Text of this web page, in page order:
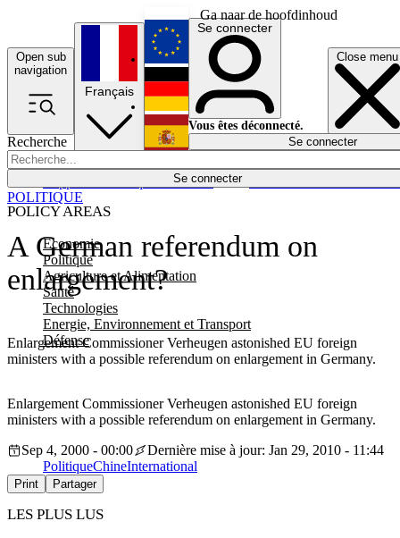
Ga naar de hoofdinhoud
Open sub
navigation
Close menu
Recherche
Se connecter
POLICY AREAS
Economie
Politique
Agriculture et Alimentation
Santé
Technologies
Energie, Environnement et Transport
Défense
Économie
Français
English
Deutsch
Español
Se connecter
Vous êtes déconnecté.
Se connecter
A German referendum on
enlargement?
Enlargement Commissioner Verheugen astonished EU foreign
ministers with a possible referendum on enlargement in Germany.
POLITIQUE
Enlargement Commissioner Verheugen astonished EU foreign
ministers with a possible referendum on enlargement in Germany.
Sep 4, 2000 - 00:00
Dernière mise à jour: Jan 29, 2010 - 11:44
PolitiqueChineInternational
Print Partager
LES PLUS LUS